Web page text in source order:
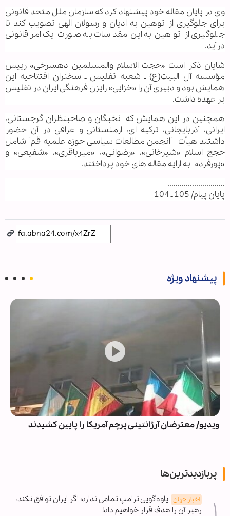
وی در پایان مقاله خود پیشنهاد کرد که سازمان ملل متحد قانونی
برای جلوگیری از توهین به ادیان و رسولان الهی تصویب کند تا
جلوگیری از توهین به این مقدسات به صورت یک امر قانونی
درآید.
شایان ذکر است «حجت الاسلام والمسلمین دهسرخی» رییس
مؤسسه آل البیت(ع) ـ شعبه تفلیس ـ سخنران افتتاحیه این
همایش بود و دبیری آن را «خزایی» رایزن فرهنگی ایران در تفلیس
بر عهده داشت.
همچنین در این همایش که نخبگان و صاحبنظران گرجستانی،
ایرانی، آذربایجانی، ترکیه ای، ارمنستانی و عراقی در آن حضور
داشتند هیأت "انجمن مطالعات سیاسی حوزه علمیه قم" شامل
حجج اسلام «شیرخانی»، «رضوانی»، «میرباقری»، «شفیعی» و
«پورفرد» به ارایه مقاله های خود پرداختند.
............................
پایان پیام/ 105 ـ 104
پیشنهاد ویژه
ویدیو/ معترضان آرژانتینی پرچم آمریکا را پایین کشیدند
پربازدیدترین‌ها
اخبار جهان یاوه‌گویی ترامپ تمامی ندارد؛ اگر ایران توافق نکند،
رهبر آن را هدف قرار خواهیم داد!